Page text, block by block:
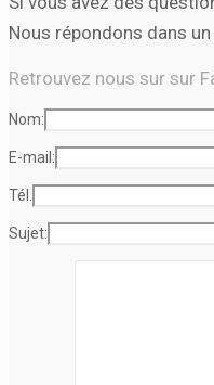
Nous répondons dans
Retrouvez nous sur sur
Nom:
E-mail:
Tél.
Sujet: